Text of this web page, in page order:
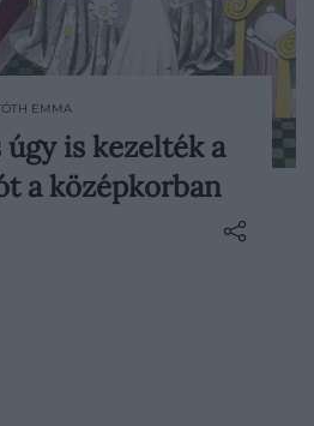
a középkori orvoslás, a
gyakran félelmet,
látott. A nőknek
EMMA
is kezelték a
a középkorban